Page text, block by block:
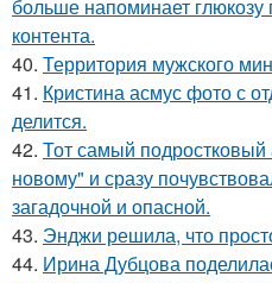
больше напоминает
контента.
40. Территория мужского
41. Кристина асмус фото с
делится.
42. Тот самый подростковый
новому" и сразу
загадочной и опасной.
43. Энджи решила, что
44. Ирина Дубцова